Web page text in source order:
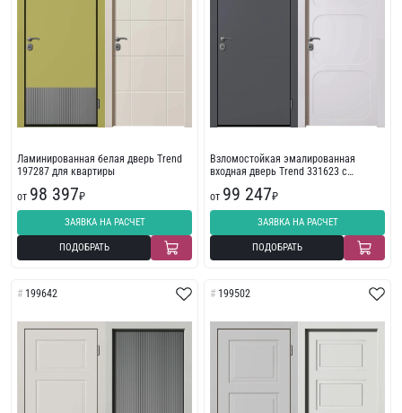
Ламинированная белая дверь Trend
197287 для квартиры
от 98 397₽
ЗАЯВКА НА РАСЧЕТ
ПОДОБРАТЬ
Взломостойкая эмалированная
входная дверь Trend 331623 с
от 99 247₽
ЗАЯВКА НА РАСЧЕТ
ПОДОБРАТЬ
199642 199502